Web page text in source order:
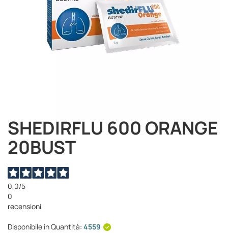
SHEDIRFLU 600 ORANGE
20BUST
0,0/5
0
recensioni
Disponibile in Quantità: 4559
Vai
all'inizio
della
galleria
immagini